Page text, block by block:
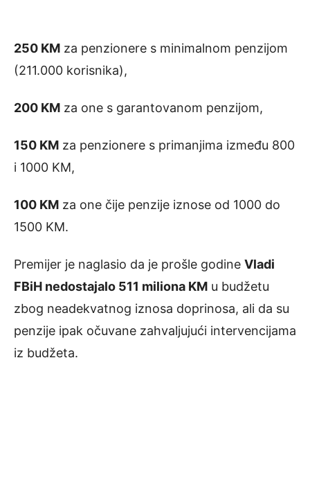
250 KM za penzionere s minimalnom penzijom
(211.000 korisnika),
200 KM za one s garantovanom penzijom,
150 KM za penzionere s primanjima između 800
i 1000 KM,
100 KM za one čije penzije iznose od 1000 do
1500 KM.
Premijer je naglasio da je prošle godine Vladi
FBiH nedostajalo 511 miliona KM u budžetu
zbog neadekvatnog iznosa doprinosa, ali da su
penzije ipak očuvane zahvaljujući intervencijama
iz budžeta.